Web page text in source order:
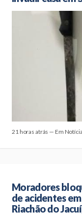
21 horas atrás — Em
Moradores
de acidentes
Riachão do